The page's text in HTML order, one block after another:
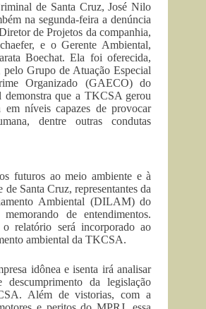
de Santa Cruz, José Nilo
na segunda-feira a denúncia
de Projetos da companhia,
e o Gerente Ambiental,
Boechat. Ela foi oferecida,
Grupo de Atuação Especial
Organizado (GAECO) do
demonstra que a TKCSA gerou
em níveis capazes de provocar
dentre outras condutas
futuros ao meio ambiente e à
de Santa Cruz, representantes da
Ambiental (DILAM) do
de entendimentos.
relatório será incorporado ao
ambiental da TKCSA.
idônea e isenta irá analisar
da legislação
Além de vistorias, com a